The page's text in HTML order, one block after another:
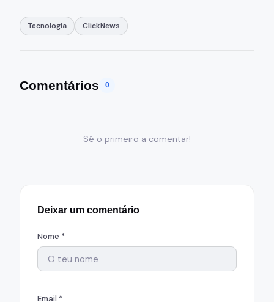
Tecnologia ClickNews
Comentários 0
Sê o primeiro a comentar!
Deixar um comentário
Nome *
Email *